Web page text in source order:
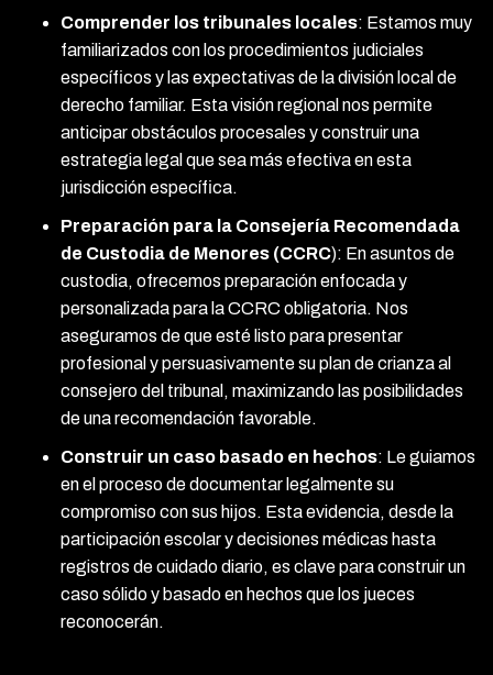
Comprender los tribunales locales: Estamos muy
familiarizados con los procedimientos judiciales
específicos y las expectativas de la división local de
derecho familiar. Esta visión regional nos permite
anticipar obstáculos procesales y construir una
estrategia legal que sea más efectiva en esta
jurisdicción específica.
Preparación para la Consejería Recomendada
de Custodia de Menores (CCRC): En asuntos de
custodia, ofrecemos preparación enfocada y
personalizada para la CCRC obligatoria. Nos
aseguramos de que esté listo para presentar
profesional y persuasivamente su plan de crianza al
consejero del tribunal, maximizando las posibilidades
de una recomendación favorable.
Construir un caso basado en hechos: Le guiamos
en el proceso de documentar legalmente su
compromiso con sus hijos. Esta evidencia, desde la
participación escolar y decisiones médicas hasta
registros de cuidado diario, es clave para construir un
caso sólido y basado en hechos que los jueces
reconocerán.